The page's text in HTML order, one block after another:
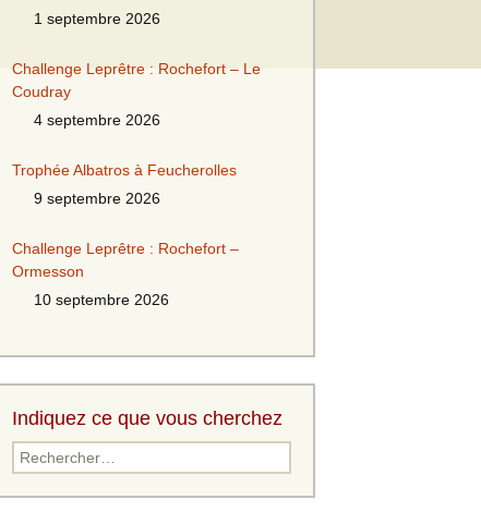
1 septembre 2026
Challenge Leprêtre : Rochefort – Le
Coudray
4 septembre 2026
Trophée Albatros à Feucherolles
9 septembre 2026
Challenge Leprêtre : Rochefort –
Ormesson
10 septembre 2026
Indiquez ce que vous cherchez